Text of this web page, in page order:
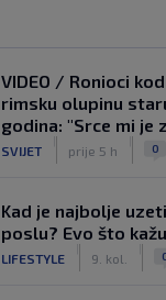
VIDEO / Ronioci
rimsku olupinu
godina: "Srce mi je
SVIJET prije 5 h 0
Kad je najbolje
poslu? Evo što
LIFESTYLE 9. kol.